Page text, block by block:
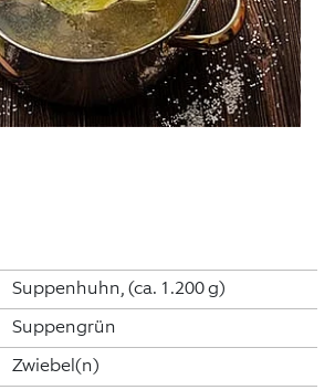
Suppenhuhn, (ca. 1.200 g)
Suppengrün
Zwiebel(n)